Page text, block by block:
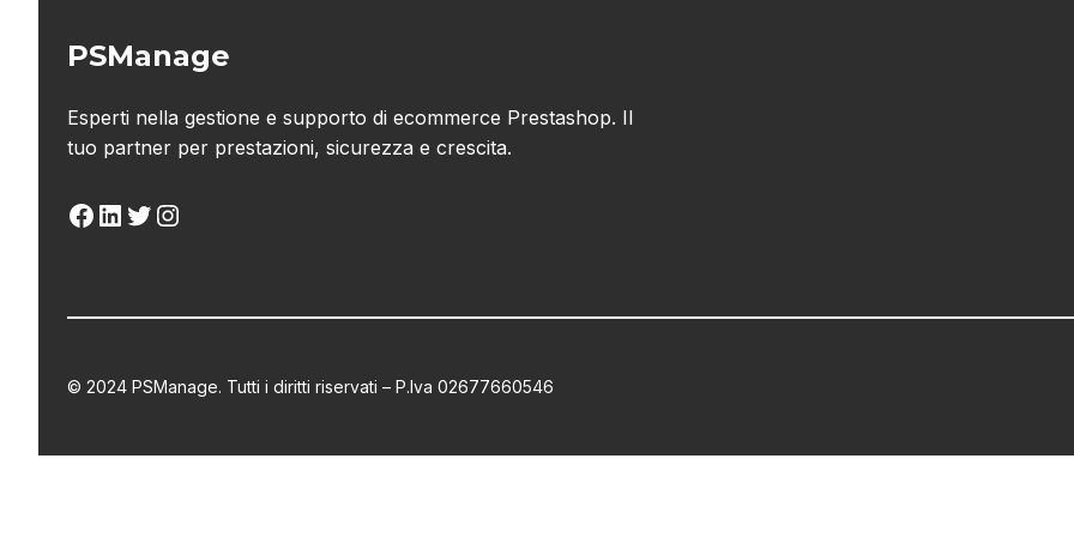
PSManage
Esperti nella gestione e supporto di ecommerce Prestashop. Il
tuo partner per prestazioni, sicurezza e crescita.
Facebook LinkedIn Twitter Instagram
© 2024 PSManage. Tutti i diritti riservati – P.Iva 02677660546